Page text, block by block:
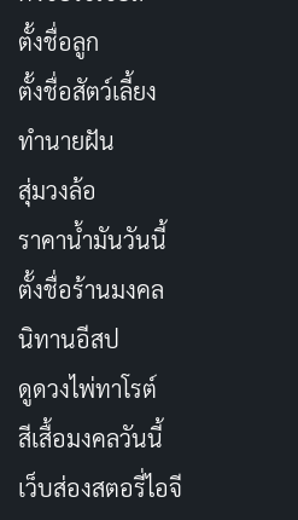
ชื่อเรื่องในภาษาไทย
ประเภท
นักแสดงนำ: อลัน ริทช์สัน,
ดี้, แอนโธนี ไมเคิล ฮอลล์, ไ
ผู้กำกับ: แซม ฮิลล์, สตีเฟน
จำนวนตอน/ความยาว
ช่องทางการดู
ตั้งชื่อลูก
ตั้งชื่อสัตว์เลี้ยง
ทำนายฝัน
สุ่มวงล้อ
ราคาน้ำมันวันนี้
ตั้งชื่อร้านมงคล
นิทานอีสป
ดูดวงไพ่ทาโรต์
สีเสื้อมงคลวันนี้
เว็บส่องสตอรี่ไอจี